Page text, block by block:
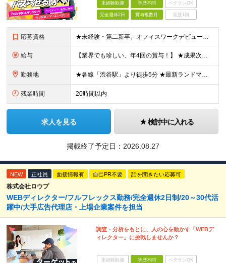
未経験歓迎 学歴不問 ベテランOK
完全週休2日 賞与複数月 面接1回
応募資格 ★未経験・第二新卒、オフィスワークデビュー大歓迎 ★平均年齢は28.6歳！ ★20代の若手メンバーが中心になって活躍している職場です！ ●学歴不問 ※35歳以下の方（若年層の長期キャリア形成） ★こ
給与 【業界でも珍しい、年4回の賞与！】 ★成果次第でスピード昇給可 →20代で年収700万〜900万超も！ ■未経験：月給26〜30万円＋賞与年4回（業績による）＋各種手当 ※経験・スキルを考慮して決定
勤務地 ★各線「渋谷駅」より徒歩5分 ★最新ランドマークオフィスです！ ★転勤はありません 【本社】 東京都渋谷区道玄坂2-25-12 道玄坂通 dogenzaka-dori 5階 ※(変更の範囲)上記を除
残業時間 20時間以内
求人を見る 検討中に入れる
掲載終了予定日： 2026.08.27
NEW 正社員 面接情報有 自己PR不要 話を聞きたい応募可
株式会社ロウプ
WEBディレクター/フルフレックス勤務/完全週休2日制/20～30代活
躍中/大手広告代理店・上場企業案件を担当
調査・分析をもとに、人の心を動かす「WEBデ
ィレクター」に挑戦しませんか？
未経験歓迎 学歴不問 ベテランOK